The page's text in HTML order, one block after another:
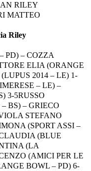
RILEY
MATTEO
Riley
PD) – COZZA
ELIA (ORANGE
2014 – LE) 1-
– LE) –
3-5RUSSO
BS) – GRIECO
STEFANO
(SPORT ASSI –
(BLUE
(LA
(AMICI PER LE
BOWL – PD) 6-